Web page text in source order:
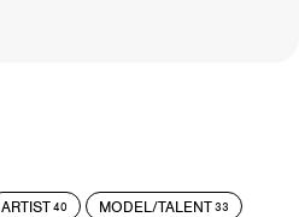
ARTIST40 MODEL/TALENT33